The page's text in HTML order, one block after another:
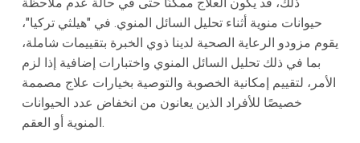
حيوانات منوية أثناء تحليل السائل المنوي. في "هيلثي تركيا"،
يقوم مزودو الرعاية الصحية لدينا ذوي الخبرة بتقييمات شاملة،
بما في ذلك تحليل السائل المنوي واختبارات إضافية إذا لزم
الأمر، لتقييم إمكانية الخصوبة والتوصية بخيارات علاج مصممة
خصيصًا للأفراد الذين يعانون من انخفاض عدد الحيوانات
المنوية أو العقم.